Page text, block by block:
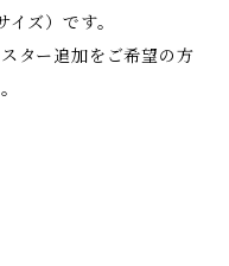
ズ）です。
ター追加をご希望の方
。